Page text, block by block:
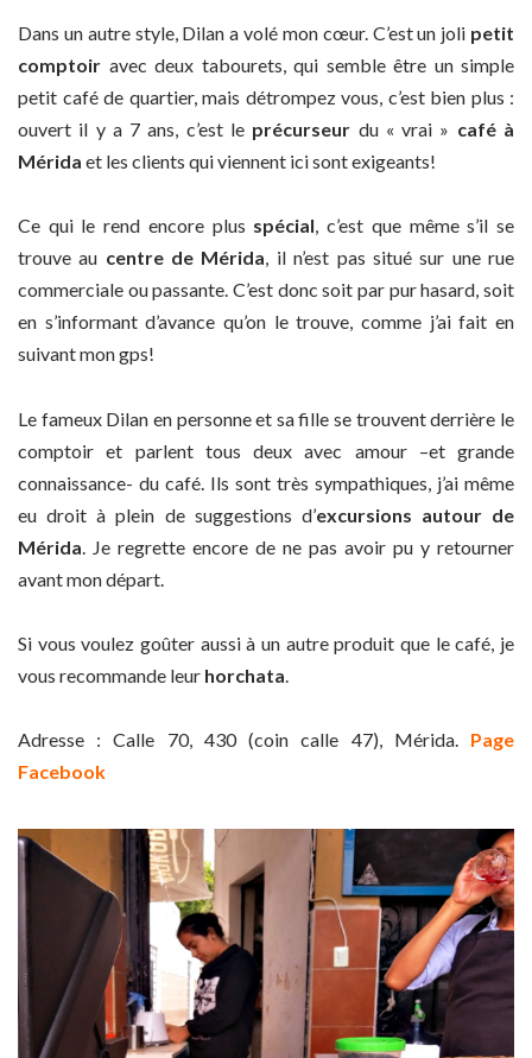
Dans un autre style, Dilan a volé mon cœur. C’est un joli petit
comptoir avec deux tabourets, qui semble être un simple
petit café de quartier, mais détrompez vous, c’est bien plus :
ouvert il y a 7 ans, c’est le précurseur du « vrai » café à
Mérida et les clients qui viennent ici sont exigeants!
Ce qui le rend encore plus spécial, c’est que même s’il se
trouve au centre de Mérida, il n’est pas situé sur une rue
commerciale ou passante. C’est donc soit par pur hasard, soit
en s’informant d’avance qu’on le trouve, comme j’ai fait en
suivant mon gps!
Le fameux Dilan en personne et sa fille se trouvent derrière le
comptoir et parlent tous deux avec amour –et grande
connaissance- du café. Ils sont très sympathiques, j’ai même
eu droit à plein de suggestions d’excursions autour de
Mérida . Je regrette encore de ne pas avoir pu y retourner
avant mon départ.
Si vous voulez goûter aussi à un autre produit que le café, je
vous recommande leur horchata.
Adresse : Calle 70, 430 (coin calle 47), Mérida. Page
Facebook